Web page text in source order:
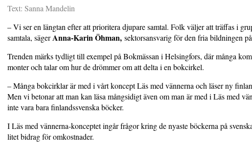
Text: Sanna Mandelin
– Vi ser en längtan efter att prioritera djupare samtal. Folk väljer att träffas i
samtala, sägerAnna-Karin Öhman, sektorsansvarig för den fria bildningen
Trenden märks tydligt till exempel på Bokmässan i Helsingfors, där många
monter och talar om hur de drömmer om att delta i en bokcirkel.
– Många bokcirklar är med i vårt koncept Läs med vännerna och läser ny
Men vi betonar att man kan läsa mångsidigt även om man är med i Läs med
inte vara bara finlandssvenska böcker.
I Läs med vännerna-konceptet ingår frågor kring de nyaste böckerna på
litet bidrag för omkostnader.